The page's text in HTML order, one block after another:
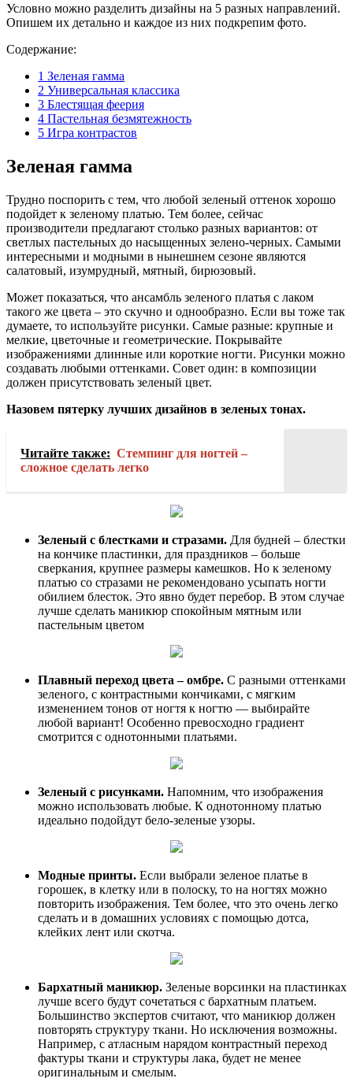
Условно можно разделить дизайны на 5 разных направлений.
Опишем их детально и каждое из них подкрепим фото.
Содержание:
1 Зеленая гамма
2 Универсальная классика
3 Блестящая феерия
4 Пастельная безмятежность
5 Игра контрастов
Зеленая гамма
Трудно поспорить с тем, что любой зеленый оттенок хорошо
подойдет к зеленому платью. Тем более, сейчас
производители предлагают столько разных вариантов: от
светлых пастельных до насыщенных зелено-черных. Самыми
интересными и модными в нынешнем сезоне являются
салатовый, изумрудный, мятный, бирюзовый.
Может показаться, что ансамбль зеленого платья с лаком
такого же цвета – это скучно и однообразно. Если вы тоже так
думаете, то используйте рисунки. Самые разные: крупные и
мелкие, цветочные и геометрические. Покрывайте
изображениями длинные или короткие ногти. Рисунки можно
создавать любыми оттенками. Совет один: в композиции
должен присутствовать зеленый цвет.
Назовем пятерку лучших дизайнов в зеленых тонах.
Читайте также: Стемпинг для ногтей –
сложное сделать легко
Зеленый с блестками и стразами. Для будней – блестки
на кончике пластинки, для праздников – больше
сверкания, крупнее размеры камешков. Но к зеленому
платью со стразами не рекомендовано усыпать ногти
обилием блесток. Это явно будет перебор. В этом случае
лучше сделать маникюр спокойным мятным или
пастельным цветом
Плавный переход цвета – омбре. С разными оттенками
зеленого, с контрастными кончиками, с мягким
изменением тонов от ногтя к ногтю — выбирайте
любой вариант! Особенно превосходно градиент
смотрится с однотонными платьями.
Зеленый с рисунками. Напомним, что изображения
можно использовать любые. К однотонному платью
идеально подойдут бело-зеленые узоры.
Модные принты. Если выбрали зеленое платье в
горошек, в клетку или в полоску, то на ногтях можно
повторить изображения. Тем более, что это очень легко
сделать и в домашних условиях с помощью дотса,
клейких лент или скотча.
Бархатный маникюр. Зеленые ворсинки на пластинках
лучше всего будут сочетаться с бархатным платьем.
Большинство экспертов считают, что маникюр должен
повторять структуру ткани. Но исключения возможны.
Например, с атласным нарядом контрастный переход
фактуры ткани и структуры лака, будет не менее
оригинальным и смелым.